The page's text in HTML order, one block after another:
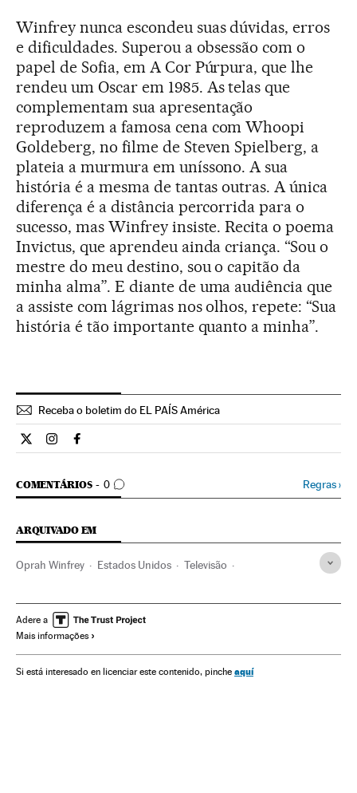
Winfrey nunca escondeu suas dúvidas, erros
e dificuldades. Superou a obsessão com o
papel de Sofia, em A Cor Púrpura, que lhe
rendeu um Oscar em 1985. As telas que
complementam sua apresentação
reproduzem a famosa cena com Whoopi
Goldeberg, no filme de Steven Spielberg, a
plateia a murmura em uníssono. A sua
história é a mesma de tantas outras. A única
diferença é a distância percorrida para o
sucesso, mas Winfrey insiste. Recita o poema
Invictus, que aprendeu ainda criança. “Sou o
mestre do meu destino, sou o capitão da
minha alma”. E diante de uma audiência que
a assiste com lágrimas nos olhos, repete: “Sua
história é tão importante quanto a minha”.
Receba o boletim do EL PAÍS América
Estilo El País Brasil en Twitter
Estilo El País Brasil en Instagram
Estilo El País Brasil en Facebook
COMENTÁRIOS 0
COMENTÁRIOS Regras›
ARQUIVADO EM
Oprah Winfrey Estados Unidos Televisão
Meios comunicação América
Adere a
Mais informações
Si está interesado en licenciar este contenido, pinche aquí